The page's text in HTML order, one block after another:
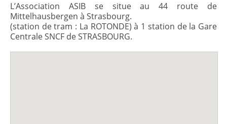
L’Association ASIB se situe au 44 route de
Mittelhausbergen à Strasbourg.
(station de tram : La ROTONDE) à 1 station de la Gare
Centrale SNCF de STRASBOURG.